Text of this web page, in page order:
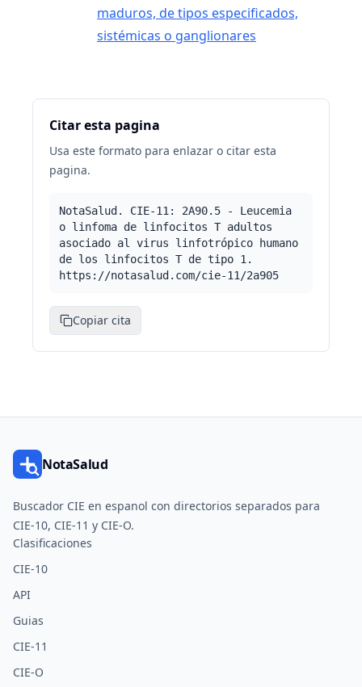
maduros, de tipos especificados,
sistémicas o ganglionares
Citar esta pagina
Usa este formato para enlazar o citar esta
pagina.
NotaSalud. CIE-11: 2A90.5 - Leucemia
o linfoma de linfocitos T adultos
asociado al virus linfotrópico humano
de los linfocitos T de tipo 1.
https://notasalud.com/cie-11/2a905
Copiar cita
NotaSalud
Buscador CIE en espanol con directorios separados para
CIE-10, CIE-11 y CIE-O.
Clasificaciones
CIE-10
API
Guias
CIE-11
CIE-O